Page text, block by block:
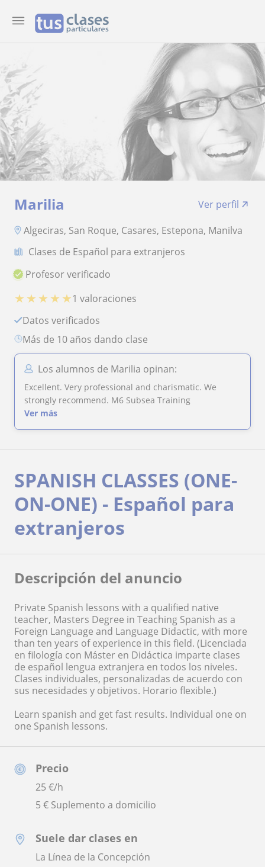
Marilia
Ver perfil
Algeciras, San Roque, Casares, Estepona, Manilva
Clases de Español para extranjeros
Profesor verificado
★ ★ ★ ★ ★1 valoraciones
Datos verificados
más de 10 años dando clase
Los alumnos de Marilia opinan:
Excellent. Very professional and charismatic. We
strongly recommend. M6 Subsea Training
Ver más
Precio
25€/h
5 € Suplemento a domicilio
Suele dar clases en
La Línea de la Concepción
SPANISH CLASSES (ONE-
ON-ONE) - Español para
extranjeros
Descripción del anuncio
Private Spanish lessons with a qualified native
teacher, Masters Degree in Teaching Spanish as a
Foreign Language and Language Didactic, with more
than ten years of experience in this field. (Licenciada
en filología con Máster en Didáctica imparte clases
de español lengua extranjera en todos los niveles.
Clases individuales, personalizadas de acuerdo con
sus necesidades y objetivos. Horario flexible.)
Learn spanish and get fast results. Individual one on
one Spanish lessons.